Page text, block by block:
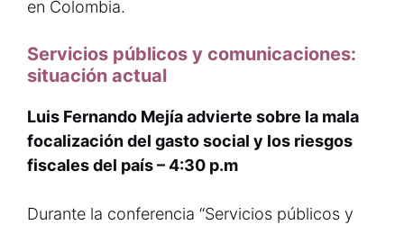
en Colombia.
Servicios públicos y comunicaciones:
situación actual
Luis Fernando Mejía advierte sobre la mala
focalización del gasto social y los riesgos
fiscales del país –4:30 p.m
Durante la conferencia “Servicios públicos y